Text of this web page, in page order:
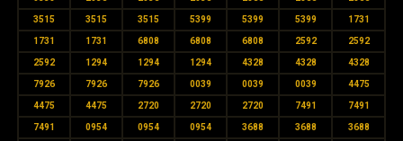
3515 3515 3515 5399 5399 5399 1731
1731 1731 6808 6808 6808 2592 2592
2592 1294 1294 1294 4328 4328 4328
7926 7926 7926 0039 0039 0039 4475
4475 4475 2720 2720 2720 7491 7491
7491 0954 0954 0954 3688 3688 3688